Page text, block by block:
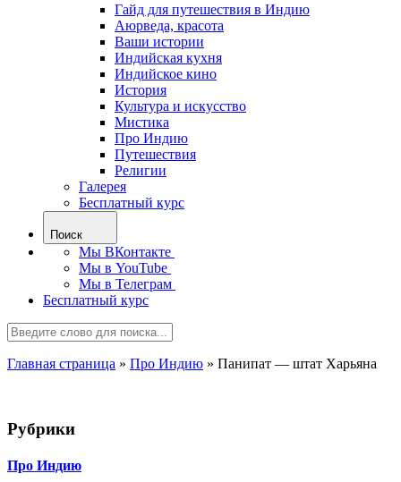
Гайд для путешествия в Индию
Аюрведа, красота
Ваши истории
Индийская кухня
Индийское кино
История
Культура и искусство
Мистика
Про Индию
Путешествия
Религии
Галерея
Бесплатный курс
Поиск
Мы ВКонтакте
Мы в YouTube
Мы в Телеграм
Бесплатный курс
Главная страница » Про Индию » Панипат — штат Харьяна
Рубрики
Про Индию